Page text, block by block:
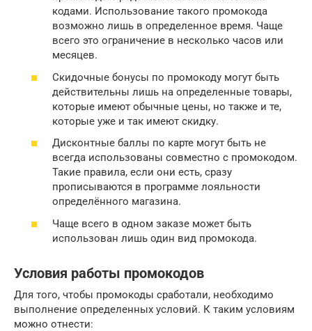
кодами. Использование такого промокода
возможно лишь в определенное время. Чаще
всего это ограничение в несколько часов или
месяцев.
Скидочные бонусы по промокоду могут быть
действительны лишь на определенные товары,
которые имеют обычные цены, но также и те,
которые уже и так имеют скидку.
Дисконтные баллы по карте могут быть не
всегда использованы совместно с промокодом.
Такие правила, если они есть, сразу
прописываются в программе лояльности
определённого магазина.
Чаще всего в одном заказе может быть
использован лишь один вид промокода.
Условия работы промокодов
Для того, чтобы промокоды сработали, необходимо
выполнение определенных условий. К таким условиям
можно отнести: